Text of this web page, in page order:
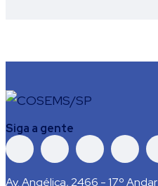
Siga a gente
Av. Angélica, 2466 - 17º Andar